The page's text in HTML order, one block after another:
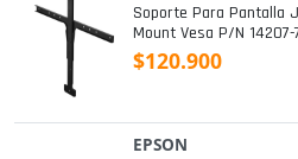
Soporte Para Pantalla
Mount Vesa P/n 14207-
$120.900
EPSON